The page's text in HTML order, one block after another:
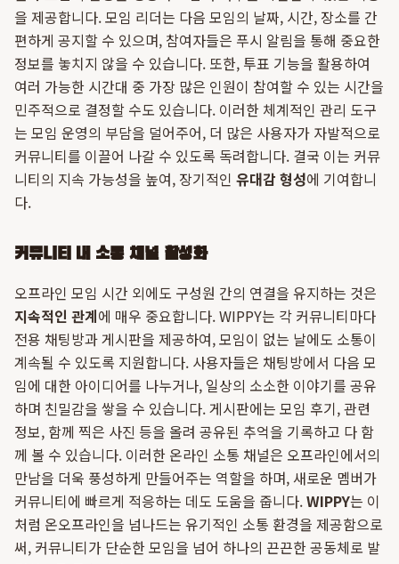
을 제공합니다. 모임 리더는 다음 모임의 날짜, 시간, 장소를 간
편하게 공지할 수 있으며, 참여자들은 푸시 알림을 통해 중요한
정보를 놓치지 않을 수 있습니다. 또한, 투표 기능을 활용하여
여러 가능한 시간대 중 가장 많은 인원이 참여할 수 있는 시간을
민주적으로 결정할 수도 있습니다. 이러한 체계적인 관리 도구
는 모임 운영의 부담을 덜어주어, 더 많은 사용자가 자발적으로
커뮤니티를 이끌어 나갈 수 있도록 독려합니다. 결국 이는 커뮤
니티의 지속 가능성을 높여, 장기적인 유대감 형성에 기여합니
다.
커뮤니티 내 소통 채널 활성화
오프라인 모임 시간 외에도 구성원 간의 연결을 유지하는 것은
지속적인 관계에 매우 중요합니다. WIPPY는 각 커뮤니티마다
전용 채팅방과 게시판을 제공하여, 모임이 없는 날에도 소통이
계속될 수 있도록 지원합니다. 사용자들은 채팅방에서 다음 모
임에 대한 아이디어를 나누거나, 일상의 소소한 이야기를 공유
하며 친밀감을 쌓을 수 있습니다. 게시판에는 모임 후기, 관련
정보, 함께 찍은 사진 등을 올려 공유된 추억을 기록하고 다 함
께 볼 수 있습니다. 이러한 온라인 소통 채널은 오프라인에서의
만남을 더욱 풍성하게 만들어주는 역할을 하며, 새로운 멤버가
커뮤니티에 빠르게 적응하는 데도 도움을 줍니다.WIPPY는 이
처럼 온오프라인을 넘나드는 유기적인 소통 환경을 제공함으로
써, 커뮤니티가 단순한 모임을 넘어 하나의 끈끈한 공동체로 발